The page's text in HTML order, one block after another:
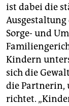
ist dabei die
Sorge- und
Kindern
sich die
die Partnerin,
richtet.